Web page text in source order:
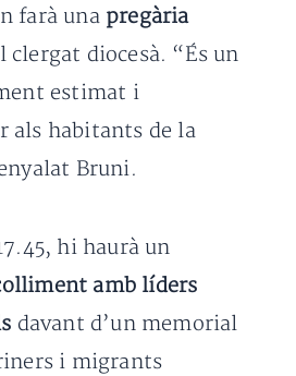
farà una pregària
clergat diocesà. “És un
estimat i
als habitants de la
Bruni.
hi haurà un
amb líders
davant d’un memorial
i migrants